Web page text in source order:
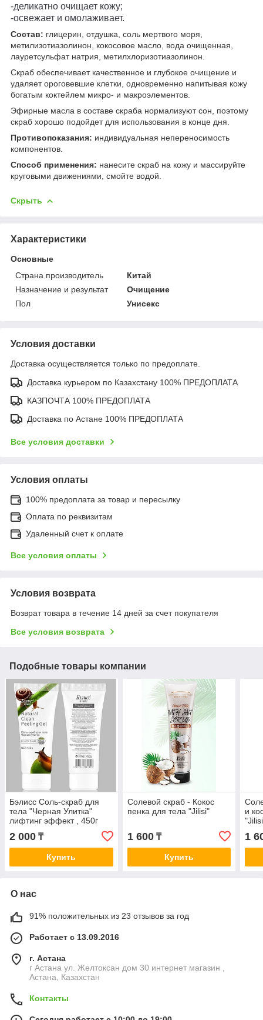
-деликатно очищает кожу;
-освежает и омолаживает.
Состав: глицерин, отдушка, соль мертвого моря,
метилизотиазолинон, кокосовое масло, вода очищенная,
лауретсульфат натрия, метилхлоризотиазолинон.
Скраб обеспечивает качественное и глубокое очищение и
удаляет ороговевшие клетки, одновременно напитывая кожу
богатым коктейлем микро- и макроэлементов.
Эфирные масла в составе скраба нормализуют сон, поэтому
скраб хорошо подойдет для использования в конце дня.
Противопоказания: индивидуальная непереносимость
компонентов.
Способ применения: нанесите скраб на кожу и массируйте
круговыми движениями, смойте водой.
Скрыть
Характеристики
Основные
Страна производитель
Китай
Назначение и результат
Очищение
Пол
Унисекс
Условия доставки
Доставка осуществляется только по предоплате.
Доставка курьером по Казахстану 100% ПРЕДОПЛАТА
КАЗПОЧТА 100% ПРЕДОПЛАТА
Доставка по Астане 100% ПРЕДОПЛАТА
Все условия доставки
Условия оплаты
100% предоплата за товар и пересылку
Оплата по реквизитам
Удаленный счет к оплате
Все условия оплаты
Условия возврата
Возврат товара в течение 14 дней за счет покупателя
Все условия возврата
Подобные товары компании
Бэлисс Соль-скраб для
тела "Черная Улитка"
лифтинг эффект , 450г
2 000 ₸
Купить
Солевой скраб - Кокос
пенка для тела "Jilisi"
1 600₸
Купить
и
1
О нас
91% положительных из 23 отзывов за год
Работает с 13.09.2016
г. Астана
г Астана ул. Желтоксан дом 30 интернет магазин ,
Астана, Казахстан
Контакты